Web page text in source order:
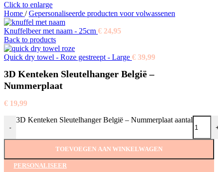
Click to enlarge
Home / Gepersonaliseerde producten voor volwassenen
Knuffelbeer met naam - 25cm € 24,95
Back to products
Quick dry towel - Roze gestreept - Large € 39,99
3D Kenteken Sleutelhanger België –
Nummerplaat
€ 19,99
-
3D Kenteken Sleutelhanger België – Nummerplaat aantal
TOEVOEGEN AAN WINKELWAGEN
PERSONALISEER